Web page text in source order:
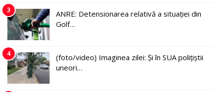
3
ANRE: Detensionarea relativă a situației din
Golf…
4
(foto/video) Imaginea zilei: Și în SUA polițiștii
uneori…